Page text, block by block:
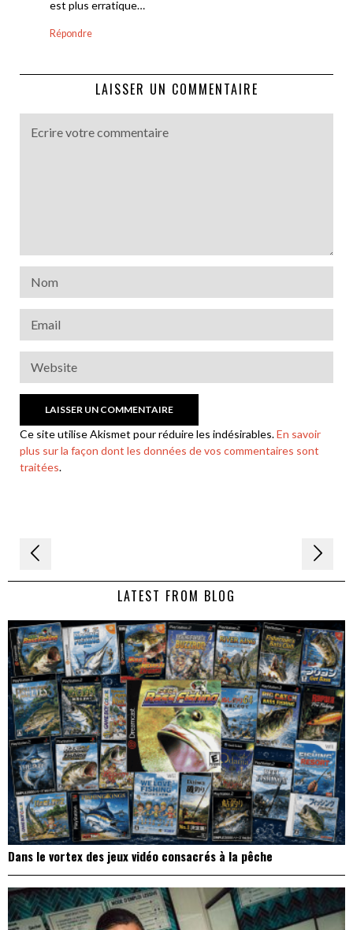
est plus erratique…
Répondre
LAISSER UN COMMENTAIRE
Ce site utilise Akismet pour réduire les indésirables.En savoir
plus sur la façon dont les données de vos commentaires sont
traitées.
Navigation
de LATEST FROM BLOG
Dans le vortex des jeux vidéo consacrés à la pêche